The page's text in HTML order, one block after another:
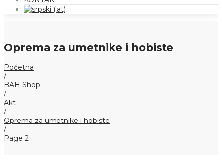
Oprema za umetnike i hobiste
Početna
/
BAH Shop
/
Akt
/
Oprema za umetnike i hobiste
/
Page 2